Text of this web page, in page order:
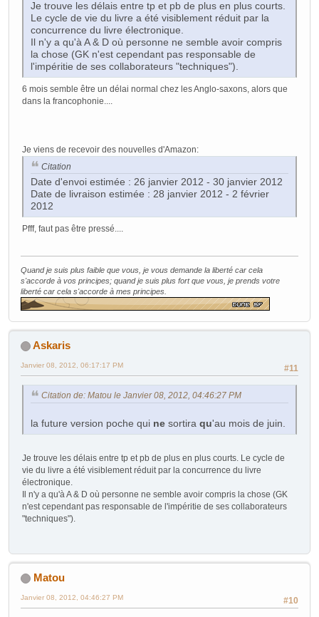
Je trouve les délais entre tp et pb de plus en plus courts.
Le cycle de vie du livre a été visiblement réduit par la
concurrence du livre électronique.
Il n'y a qu'à A & D où personne ne semble avoir compris
la chose (GK n'est cependant pas responsable de
l'impéritie de ses collaborateurs "techniques").
6 mois semble être un délai normal chez les Anglo-saxons, alors que
dans la francophonie....
Je viens de recevoir des nouvelles d'Amazon:
Citation
Date d'envoi estimée : 26 janvier 2012 - 30 janvier 2012
Date de livraison estimée : 28 janvier 2012 - 2 février
2012
Pfff, faut pas être pressé....
Quand je suis plus faible que vous, je vous demande la liberté car cela
s'accorde à vos principes; quand je suis plus fort que vous, je prends votre
liberté car cela s'accorde à mes principes.
Askaris
#11
Janvier 08, 2012, 06:17:17 PM
Citation de: Matou le Janvier 08, 2012, 04:46:27 PM
la future version poche qui ne sortira qu'au mois de juin.
Je trouve les délais entre tp et pb de plus en plus courts. Le cycle de
vie du livre a été visiblement réduit par la concurrence du livre
électronique.
Il n'y a qu'à A & D où personne ne semble avoir compris la chose (GK
n'est cependant pas responsable de l'impéritie de ses collaborateurs
"techniques").
Matou
#10
Janvier 08, 2012, 04:46:27 PM